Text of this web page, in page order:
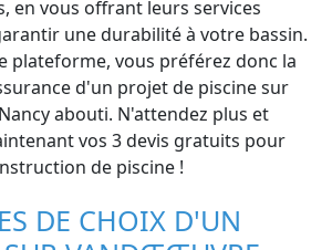
en vous offrant leurs services
une durabilité à votre bassin.
plateforme, vous préférez donc la
d'un projet de piscine sur
abouti. N'attendez plus et
vos 3 devis gratuits pour
de piscine !
DE CHOIX D'UN